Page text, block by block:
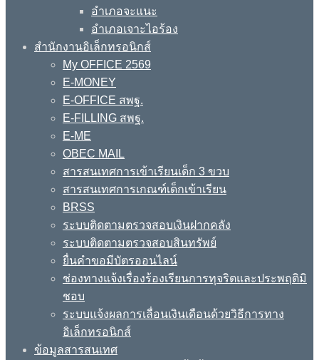
อำเภอจะแนะ
อำเภอเจาะไอร้อง
สำนักงานอิเล็กทรอนิกส์
My OFFICE 2569
E-MONEY
E-OFFICE สพฐ.
E-FILLING สพฐ.
E-ME
OBEC MAIL
สารสนเทศการเข้าเรียนเด็ก 3 ขวบ
สารสนเทศการเกณฑ์เด็กเข้าเรียน
BRSS
ระบบติดตามตรวจสอบเงินฝากคลัง
ระบบติดตามตรวจสอบสินทรัพย์
ยื่นคำขอมีบัตรออนไลน์
ช่องทางแจ้งเรื่องร้องเรียนการทุจริตและประพฤติมิ
ชอบ
ระบบแจ้งผลการเลื่อนเงินเดือนด้วยวิธีการทาง
อิเล็กทรอนิกส์
ข้อมูลสารสนเทศ